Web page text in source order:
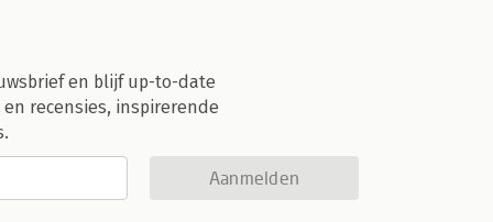
en blijf up-to-date
recensies, inspirerende
Aanmelden